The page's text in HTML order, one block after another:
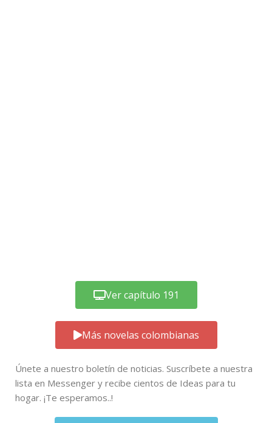
Ver capítulo 191
Más novelas colombianas
Únete a nuestro boletín de noticias. Suscríbete a nuestra
lista en Messenger y recibe cientos de Ideas para tu
hogar. ¡Te esperamos..!